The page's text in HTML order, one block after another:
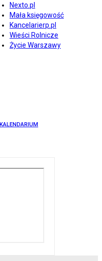
Nexto.pl
Mała księgowość
Kancelarierp.pl
Wieści Rolnicze
Życie Warszawy
KALENDARIUM